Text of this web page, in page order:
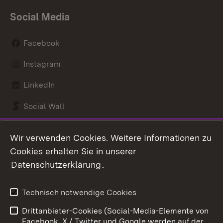
Social Media
Facebook
Instagram
LinkedIn
Social Wall
Kontakt
Barrierefreiheit
Impressum
Cookies
Wir verwenden Cookies. Weitere Informationen zu
Cookies erhalten Sie in unserer
Datenschutzerklärung.
Technisch notwendige Cookies
Drittanbieter-Cookies (Social-Media-Elemente von